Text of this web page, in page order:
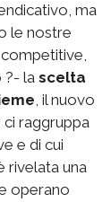
ma
le nostre
?- la scelta
, il nuovo
raggruppa
e di cui
rivelata una
operano